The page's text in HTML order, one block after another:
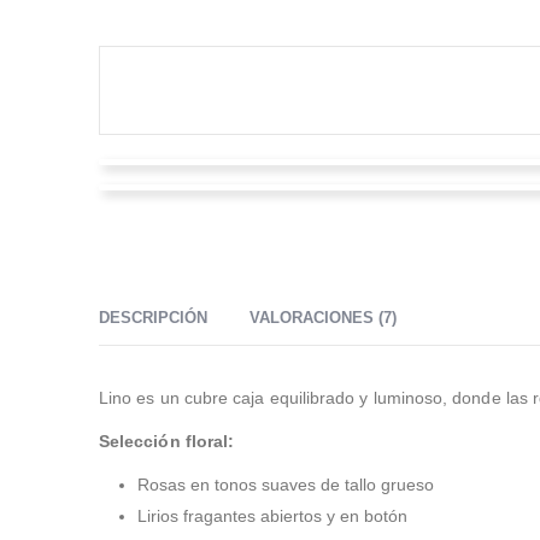
quedó elegante.
DESCRIPCIÓN VALORACIONES (7)
Lino es un cubre caja equilibrado y luminoso, donde
Selección floral:
Rosas en tonos suaves de tallo grueso
Lirios fragantes abiertos y en botón